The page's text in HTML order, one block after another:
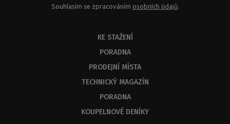
Souhlasím se zpracováním osobních údajů.
KE STAŽENÍ
PORADNA
PRODEJNÍ MÍSTA
TECHNICKÝ MAGAZÍN
PORADNA
KOUPELNOVÉ DENÍKY